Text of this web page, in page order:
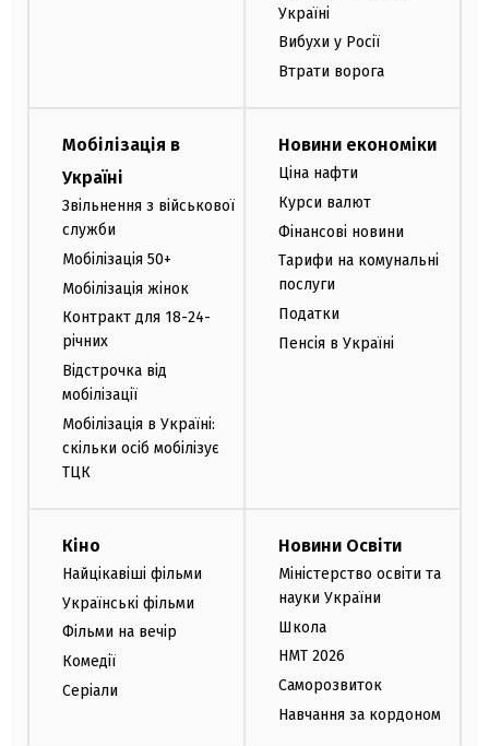
Україні
Вибухи у Росії
Втрати ворога
Мобілізація в
Україні
Звільнення з військової
служби
Мобілізація 50+
Мобілізація жінок
Контракт для 18-24-
річних
Відстрочка від
мобілізації
Мобілізація в Україні:
скільки осіб мобілізує
ТЦК
Новини економіки
Ціна нафти
Курси валют
Фінансові новини
Тарифи на комунальні
послуги
Податки
Пенсія в Україні
Кіно
Найцікавіші фільми
Українські фільми
Фільми на вечір
Комедії
Серіали
Новини Освіти
Міністерство освіти та
науки України
Школа
НМТ 2026
Саморозвиток
Навчання за кордоном